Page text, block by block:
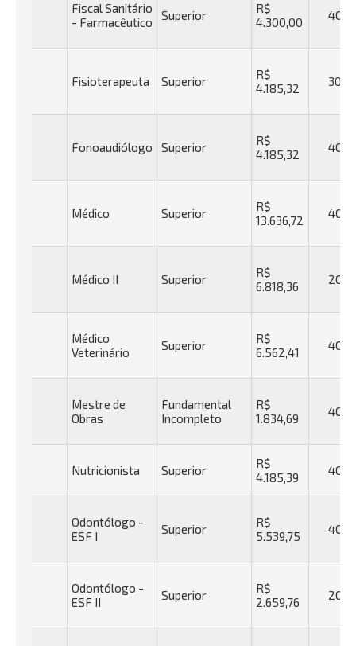
Fiscal Sanitário
- Farmacêutico
Superior
R$
4.300,00
40h
Fisioterapeuta Superior
R$
4.185,32
30h
Fonoaudiólogo Superior
R$
4.185,32
40h
Médico Superior
R$
13.636,72
40h
Médico II Superior
R$
6.818,36
20h
Médico
Veterinário
Superior
R$
6.562,41
40h
Mestre de
Obras
Fundamental
Incompleto
R$
1.834,69
40h
Nutricionista Superior
R$
4.185,39
40h
Odontólogo -
ESF I
Superior
R$
5.539,75
40h
Odontólogo -
ESF II
Superior
R$
2.659,76
20h